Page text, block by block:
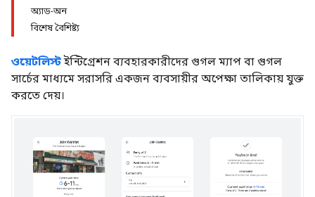
অ্যাড-অন
বিশেষ বৈশিষ্ট্য
ওয়েটলিস্টইন্টিগ্রেশন ব্যবহারকারীদের গুগল ম্যাপ বা গুগল
সার্চের মাধ্যমে সরাসরি একজন ব্যবসায়ীর অপেক্ষা তালিকায় যুক্ত
করতে দেয়।